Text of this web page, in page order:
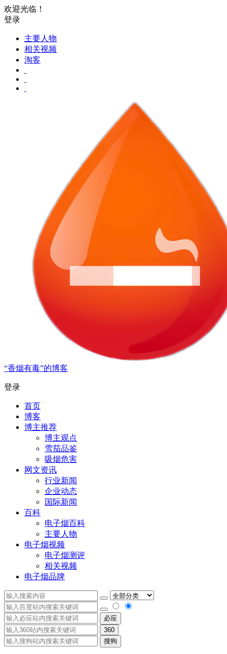
欢迎光临！
登录
主要人物
相关视频
淘客
“香烟有毒”的博客
登录
首页
博客
博主推荐
博主观点
雪茄品鉴
吸烟危害
网文资讯
行业新闻
企业动态
国际新闻
百科
电子烟百科
主要人物
电子烟视频
电子烟测评
相关视频
电子烟品牌
必应
360
搜狗